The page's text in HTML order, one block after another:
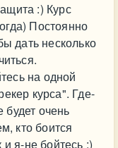
:) Курс
Постоянно
дать несколько
на одной
курса". Где-
очень
кто боится
и я-не бойтесь :)